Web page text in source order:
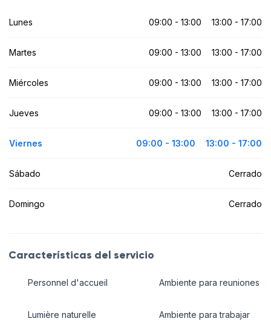
Lunes 09:00 - 13:00 13:00 - 17:00
Martes 09:00 - 13:00 13:00 - 17:00
Miércoles 09:00 - 13:00 13:00 - 17:00
Jueves 09:00 - 13:00 13:00 - 17:00
Viernes 09:00 - 13:00 13:00 - 17:00
Sábado Cerrado
Domingo Cerrado
Características del servicio
Personnel d'accueil
Lumière naturelle
Ambiente para reuniones
Ambiente para trabajar